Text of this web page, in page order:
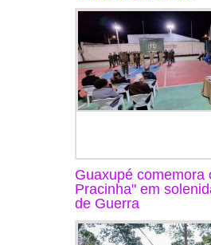
Guaxupé comemora
Pracinha" em
de Guerra